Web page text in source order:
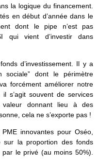
la logique du financement.
en début d’année dans le
dont le pipe n’est pas
qui vient d’investir dans
d’investissement. Il y a
sociale” dont le périmètre
forcément améliorer notre
s’agit souvent de services
donnant lieu à des
cela ne s’exporte pas !
innovantes pour Oséo,
sur la proportion des fonds
le privé (au moins 50%).